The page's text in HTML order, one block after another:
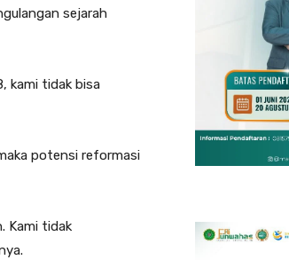
sejarah
kami tidak bisa
potensi reformasi
Kami tidak